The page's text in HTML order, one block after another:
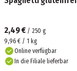
2,49 € / 250 g
9,96 € / 1 kg
Online verfügbar
In die Filiale lieferbar